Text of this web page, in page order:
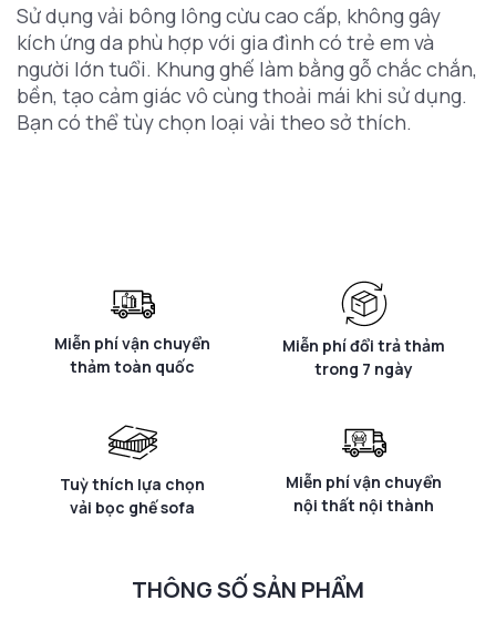
Sử dụng vải bông lông cừu cao cấp, không gây
kích ứng da phù hợp với gia đình có trẻ em và
người lớn tuổi. Khung ghế làm bằng gỗ chắc chắn,
bền, tạo cảm giác vô cùng thoải mái khi sử dụng.
Bạn có thể tùy chọn loại vải theo sở thích.
Miễn phí vận chuyển
thảm toàn quốc
Miễn phí đổi trả thảm
trong 7 ngày
Tuỳ thích lựa chọn
vải bọc ghế sofa
Miễn phí vận chuyển
nội thất nội thành
THÔNG SỐ SẢN PHẨM